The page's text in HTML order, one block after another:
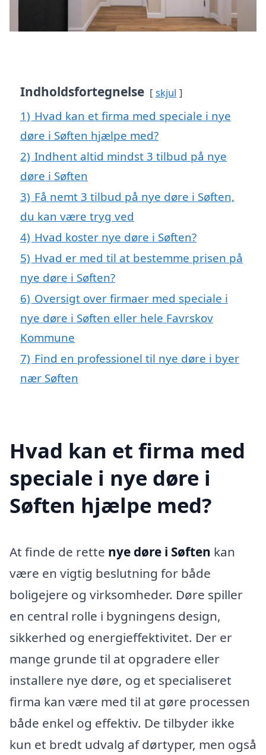
Indholdsfortegnelse skjul
1) Hvad kan et firma med speciale i nye
døre i Søften hjælpe med?
2) Indhent altid mindst 3 tilbud på nye
døre i Søften
3) Få nemt 3 tilbud på nye døre i Søften,
du kan være tryg ved
4) Hvad koster nye døre i Søften?
5) Hvad er med til at bestemme prisen på
nye døre i Søften?
6) Oversigt over firmaer med speciale i
nye døre i Søften eller hele Favrskov
Kommune
7) Find en professionel til nye døre i byer
nær Søften
Hvad kan et firma med
speciale i nye døre i
Søften hjælpe med?
At finde de rette nye døre i Søften kan
være en vigtig beslutning for både
boligejere og virksomheder. Døre spiller
en central rolle i bygningens design,
sikkerhed og energieffektivitet. Der er
mange grunde til at opgradere eller
installere nye døre, og et specialiseret
firma kan være med til at gøre processen
både enkel og effektiv. De tilbyder ikke
kun et bredt udvalg af dørtyper, men også